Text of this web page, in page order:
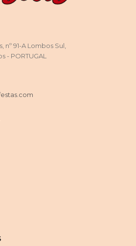
| Marvila | Misericórdia | Olivais | Parque
| Estoril | Parede | São Domingos de
| Paço de Arcos | Porto Salvo |
nº 91-A Lombos Sul,
- PORTUGAL